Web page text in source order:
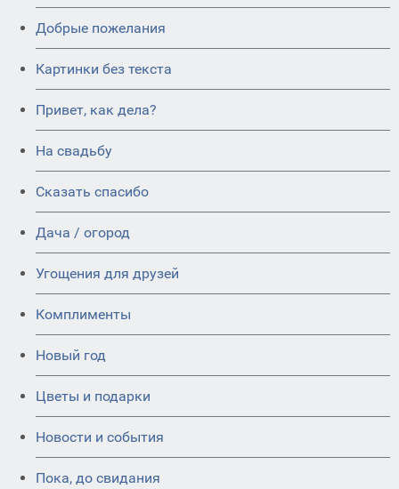
Добрые пожелания
Картинки без текста
Привет, как дела?
На свадьбу
Сказать спасибо
Дача / огород
Угощения для друзей
Комплименты
Новый год
Цветы и подарки
Новости и события
Пока, до свидания